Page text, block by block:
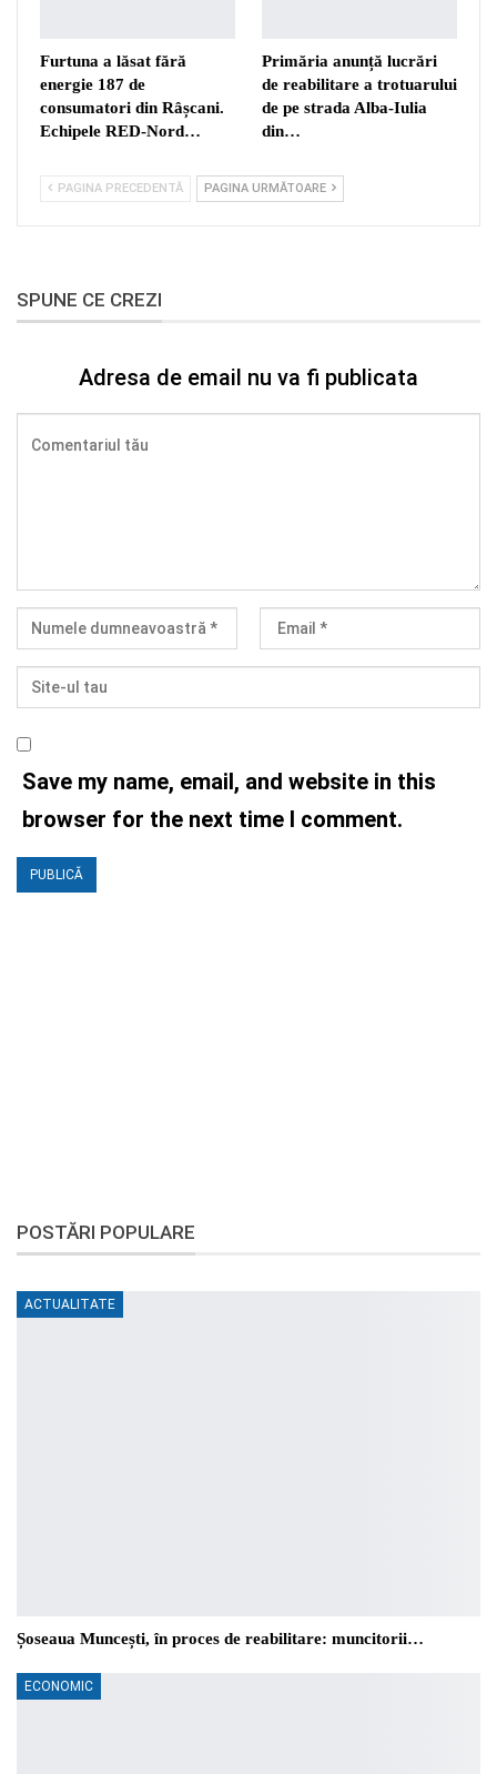
Furtuna a lăsat fără
energie 187 de
consumatori din Râșcani.
Echipele RED-Nord…
Primăria anunță lucrări
de reabilitare a trotuarului
de pe strada Alba-Iulia
din…
PAGINA PRECEDENTĂ PAGINA URMĂTOARE
SPUNE CE CREZI
Adresa de email nu va fi publicata
Save my name, email, and website in this
browser for the next time I comment.
POSTĂRI POPULARE
ACTUALITATE
Șoseaua Muncești, în proces de reabilitare: muncitorii…
ECONOMIC